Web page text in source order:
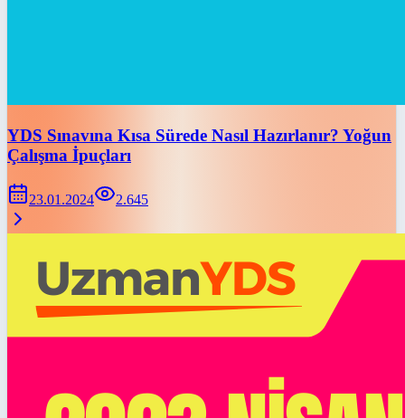
YDS Sınavına Kısa Sürede Nasıl Hazırlanır? Yoğun
Çalışma İpuçları
23.01.2024 2.645